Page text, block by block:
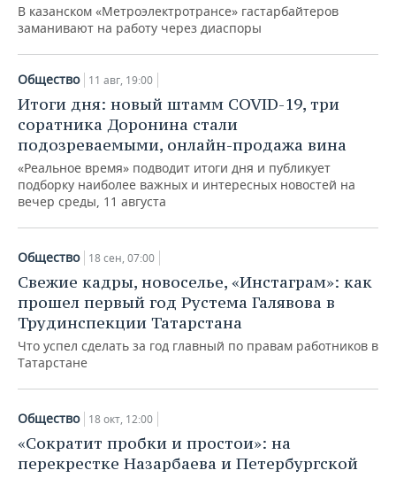
В казанском «Метроэлектротрансе» гастарбайтеров
заманивают на работу через диаспоры
Общество 11 авг, 19:00
Итоги дня: новый штамм COVID-19, три
соратника Доронина стали
подозреваемыми, онлайн-продажа вина
«Реальное время» подводит итоги дня и публикует
подборку наиболее важных и интересных новостей на
вечер среды, 11 августа
Общество 18 сен, 07:00
Свежие кадры, новоселье, «Инстаграм»: как
прошел первый год Рустема Галявова в
Трудинспекции Татарстана
Что успел сделать за год главный по правам работников в
Татарстане
Общество 18 окт, 12:00
«Сократит пробки и простои»: на
перекрестке Назарбаева и Петербургской